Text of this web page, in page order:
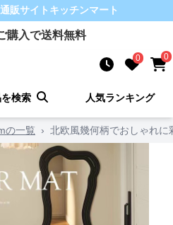
販サイト キッチンマート
購入で送料無料
0 0
検索 人気ランキング
の一覧 › 北欧風幾何柄でおしゃれ